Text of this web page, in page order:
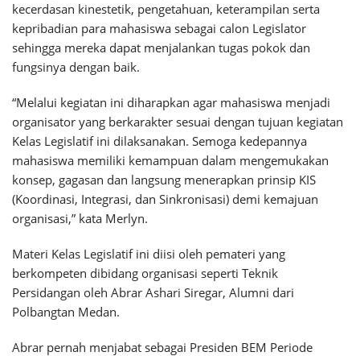
kecerdasan kinestetik, pengetahuan, keterampilan serta
kepribadian para mahasiswa sebagai calon Legislator
sehingga mereka dapat menjalankan tugas pokok dan
fungsinya dengan baik.
“Melalui kegiatan ini diharapkan agar mahasiswa menjadi
organisator yang berkarakter sesuai dengan tujuan kegiatan
Kelas Legislatif ini dilaksanakan. Semoga kedepannya
mahasiswa memiliki kemampuan dalam mengemukakan
konsep, gagasan dan langsung menerapkan prinsip KIS
(Koordinasi, Integrasi, dan Sinkronisasi) demi kemajuan
organisasi,” kata Merlyn.
Materi Kelas Legislatif ini diisi oleh pemateri yang
berkompeten dibidang organisasi seperti Teknik
Persidangan oleh Abrar Ashari Siregar, Alumni dari
Polbangtan Medan.
Abrar pernah menjabat sebagai Presiden BEM Periode